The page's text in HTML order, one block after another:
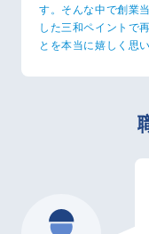
す。そんな中で創業
した三和ペイントで
とを本当に嬉しく思い